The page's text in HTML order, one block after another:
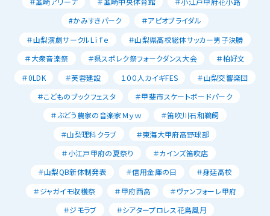
#かみすきパーク
＃アピオブライダル
＃山梨演劇サークルLｉｆｅ
＃山梨県高校総体サッカー男子決勝
＃大衆音楽祭
＃県スポレク祭フォークダンス大会
＃柏好文
＃0LDK
＃芙蓉建設 １００人カイギFES
＃山梨交響楽団
＃こどものブックフェスタ
＃甲斐市スケートボードパーク
＃ぶどう農家の音楽家Ｍｙｗ
＃笛吹川石和鵜飼
＃山梨理科クラブ
＃東海大甲府高野球部
＃小江戸甲府の夏祭り
＃カインズ笛吹店
＃山梨QB新体制発表
＃信用金庫の日
＃身延高校
＃ジャガイモ収穫祭
＃甲府西高
＃ヴァンフォーレ甲府
＃ジモラブ
＃シアタープロレス花鳥風月